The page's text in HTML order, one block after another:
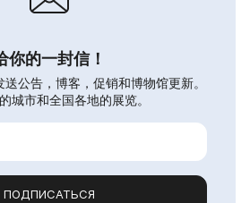
你的一封信！
公告，博客，促销和博物馆更新。
城市和全国各地的展览。
ПОДПИСАТЬСЯ